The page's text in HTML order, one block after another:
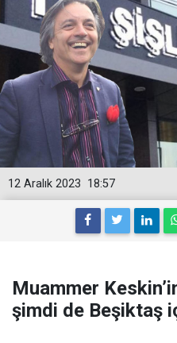
18:57
12 Aralık 2023
Muammer
şimdi de Beşiktaş